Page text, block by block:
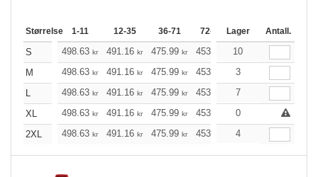
Størrelse 1-11 12-35 36-71 72-143 144-287
Lager Antall.
S 498.63 kr 491.16 kr 475.99 kr 453.36 430.72
10
M
498.63 kr 491.16 kr 475.99 kr 453.36
3
L
498.63 kr 491.16 kr 475.99 kr 453.36
7
XL
498.63 kr 491.16 kr 475.99 kr 453.36 419.35
0
2XL
498.63 kr 491.16 kr 475.99 kr 453.36 4